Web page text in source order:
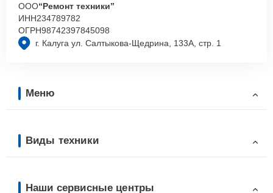
г. Калуга ул. Салтыкова-Щедрина, 133А, стр. 1
ООО“Ремонт техники”
ИНН234789782
ОГРН98742397845098
Меню
Виды техники
Наши сервисные центры